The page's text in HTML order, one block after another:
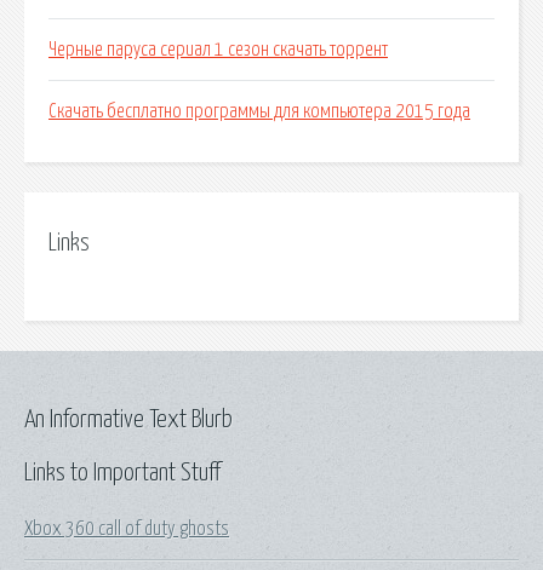
Черные паруса сериал 1 сезон скачать торрент
Скачать бесплатно программы для компьютера 2015 года
Links
Links to Important Stuff
Xbox 360 call of duty ghosts
An Informative Text Blurb